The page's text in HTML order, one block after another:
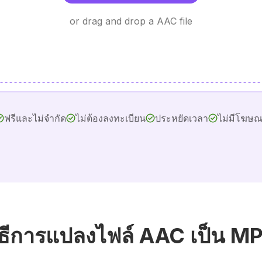
or drag and drop a AAC file
ฟรีและไม่จำกัด ไม่ต้องลงทะเบียน ประหยัดเวลา ไม่มีโฆษ
การแปลงไฟล์ AAC เป็น